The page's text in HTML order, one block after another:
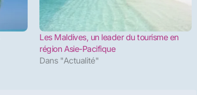
Les Maldives, un leader du tourisme en
région Asie-Pacifique
Dans "Actualité"